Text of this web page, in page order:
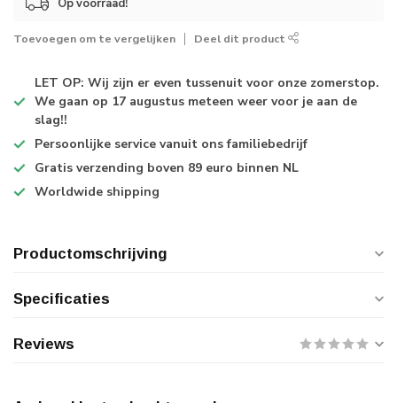
Toevoegen om te vergelijken Deel dit product
LET OP: Wij zijn er even tussenuit voor onze zomerstop.
We gaan op 17 augustus meteen weer voor je aan de
slag!!
Persoonlijke service vanuit ons familiebedrijf
Gratis verzending boven 89 euro binnen NL
Worldwide shipping
Productomschrijving
Specificaties
Reviews